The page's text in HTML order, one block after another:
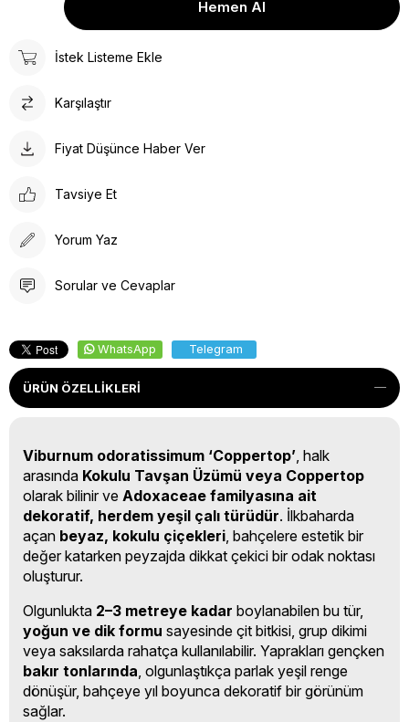
İstek Listeme Ekle
Karşılaştır
Fiyat Düşünce Haber Ver
Tavsiye Et
Yorum Yaz
Sorular ve Cevaplar
WhatsApp Telegram
ÜRÜN ÖZELLIKLERI
Viburnum odoratissimum ‘Coppertop’ , halk
arasında Kokulu Tavşan Üzümü veya Coppertop
olarak bilinir ve Adoxaceae familyasına ait
dekoratif, herdem yeşil çalı türüdür. İlkbaharda
açan beyaz, kokulu çiçekleri , bahçelere estetik bir
değer katarken peyzajda dikkat çekici bir odak noktası
oluşturur.
Olgunlukta 2–3 metreye kadar boylanabilen bu tür,
yoğun ve dik formu sayesinde çit bitkisi, grup dikimi
veya saksılarda rahatça kullanılabilir. Yaprakları gençken
bakır tonlarında , olgunlaştıkça parlak yeşil renge
dönüşür, bahçeye yıl boyunca dekoratif bir görünüm
sağlar.